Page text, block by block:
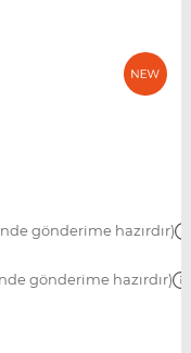
gönderime hazırdır)
gönderime hazırdır)